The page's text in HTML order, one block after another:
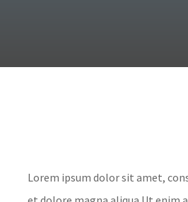
Lorem ipsum dolor sit amet,